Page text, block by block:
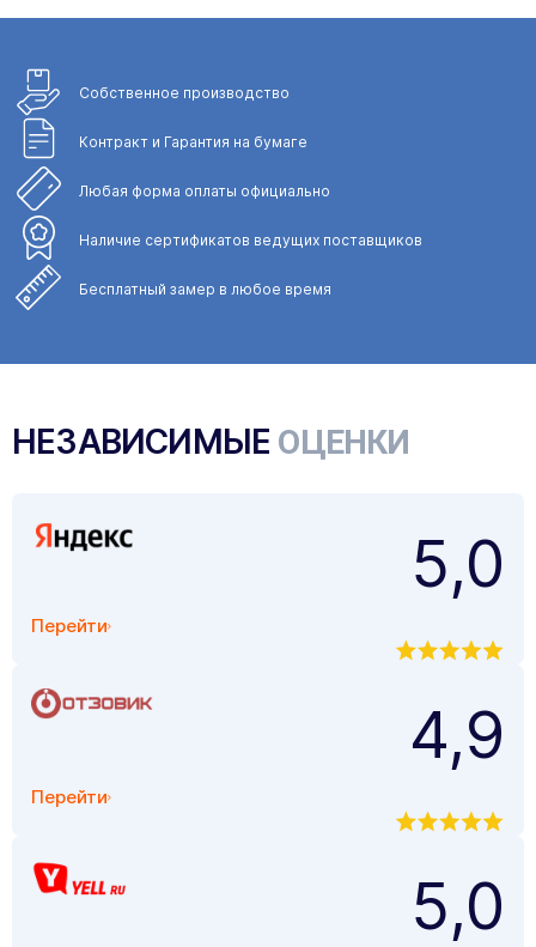
Собственное производство
Контракт и Гарантия на бумаге
Любая форма оплаты официально
Наличие сертификатов ведущих поставщиков
Бесплатный замер в любое время
НЕЗАВИСИМЫЕ ОЦЕНКИ
Перейти
5,0
Перейти
4,9
5,0